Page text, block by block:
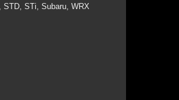
STD, STi, Subaru, WRX